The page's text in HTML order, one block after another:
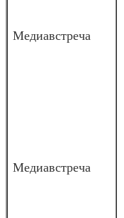
Медиавстреча
Медиавстреча